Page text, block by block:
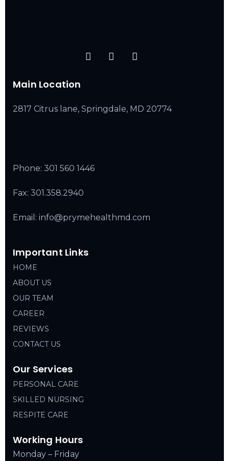
Main Location
2817 Citrus lane, Springdale, MD 20774
Phone: 301 560 1446
Fax: 301.358.2940
Email: info@prymehealthmd.com
Important Links
HOME
ABOUT US
OUR TEAM
CAREER
REVIEWS
CONTACT US
Our Services
PERSONAL CARE
SKILLED NURSING
RESPITE CARE
Working Hours
Monday – Friday